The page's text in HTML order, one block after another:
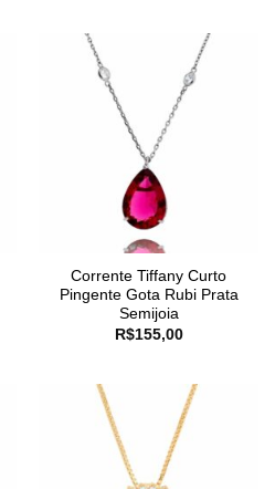
Corrente Tiffany Curto
Pingente Gota Rubi Prata
Semijoia
R$155,00